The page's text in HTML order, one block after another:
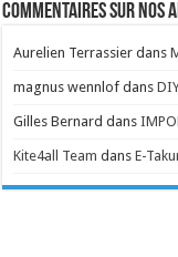
Commentaires sur nos
Aurelien Terrassier dans
magnus wennlof dans
Gilles Bernard dans
Kite4all Team dansE-